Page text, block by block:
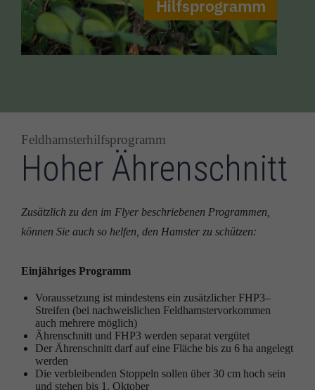
Feldhamsterhilfsprogramm
Hoher Ährenschnitt
Zusätzlich zu den im Flyer beschriebenen Programmen,
können Sie auch so helfen, den Hamster zu schützen:
Einjähriges Programm
Voraussetzung ist mindestens ein zusätzlicher FHP3–
Streifen (bei nachweislichen Feldhamstervorkommen
auch mehrere möglich)
Ährenschnitt und FHP3 werden separat vergütet
Der Ährenschnitt darf auf eine Fläche bis zu 6 ha angelegt
werden
Die verbleibenden Stoppeln sollen über 30 cm hoch sein
und stehen bis 1. Oktober